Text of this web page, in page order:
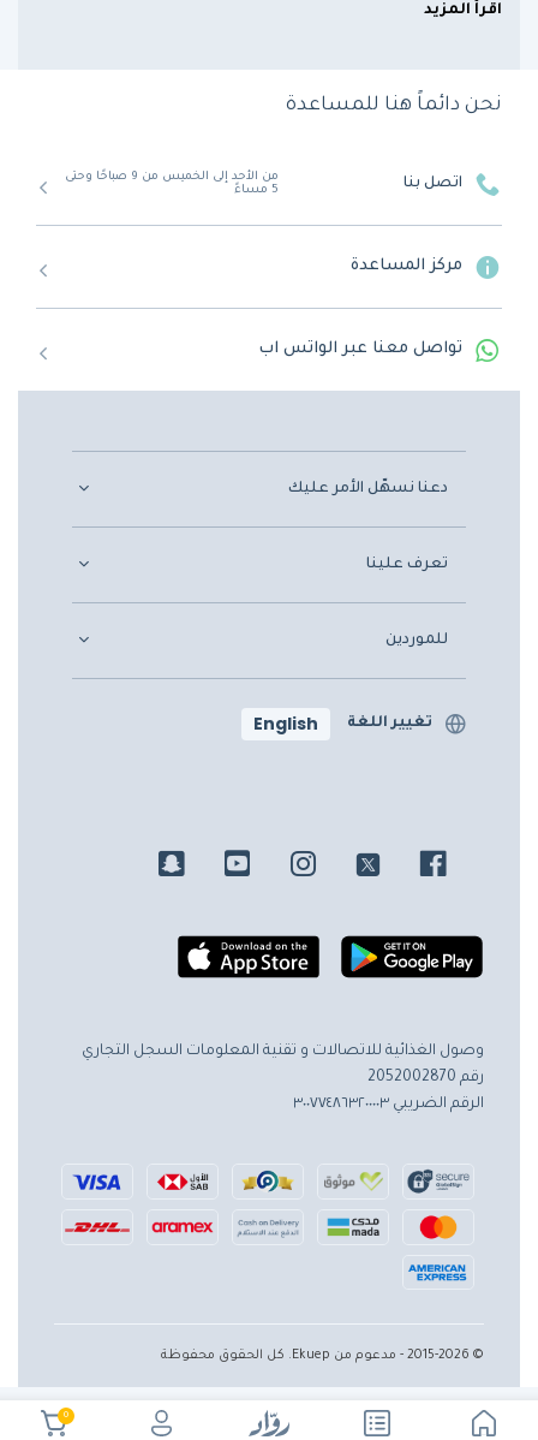
0
اقرأ المزيد
نحن دائماً هنا للمساعدة
اتصل بنا
من الأحد إلى الخميس من 9 صباحًا وحتى
5 مساءً
مركز المساعدة
تواصل معنا عبر الواتس اب
دعنا نسهّل الأمر عليك
تعرف علينا
للموردين
تغيير اللغة English
وصول الغذائية للاتصالات و تقنية المعلومات السجل التجاري
رقم 2052002870
الرقم الضريبي ٣٠٠٧٧٤٨٦٣٢٠٠٠٠٣
© 2015-2026 - مدعوم من Ekuep. كل الحقوق محفوظة